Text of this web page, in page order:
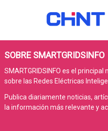
SOBRE SMARTGRIDSINFO
SMARTGRIDSINFO es el
sobre las Redes Eléctricas
Publica diariamente noticias,
la información más relevante y